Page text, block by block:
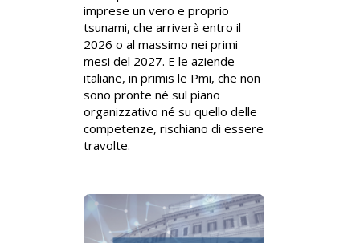
imprese un vero e proprio
tsunami, che arriverà entro il
2026 o al massimo nei primi
mesi del 2027. E le aziende
italiane, in primis le Pmi, che non
sono pronte né sul piano
organizzativo né su quello delle
competenze, rischiano di essere
travolte.